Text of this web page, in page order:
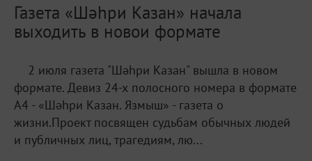
Газета «Шәһри Казан» начала
выходить в новои формате
2 июля газета "Шәһри Казан" вышла в новом
формате. Девиз 24-х полосного номера в формате
А4 - «Шәһри Казан. Язмыш» - газета о
жизни.Проект посвящен судьбам обычных людей
и публичных лиц, трагедиям, лю...